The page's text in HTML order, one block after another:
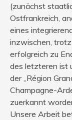
(zunächst
Ostfrankreich,
eines
inzwischen,
erfolgreich zu
des letzteren ist
der „Région
Champagne-
zuerkannt
Unsere Arbeit